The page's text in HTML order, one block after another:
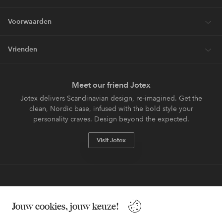
Jouw cookies, jouw keuze!
Voorwaarden
Vrienden
Meet our friend Jotex
Jotex delivers Scandinavian design, re-imagined. Get the
clean, Nordic base, infused with the bold style your
personality craves. Design beyond the expected.
Visit Jotex
Wil je meer weten over
onze betaalopties